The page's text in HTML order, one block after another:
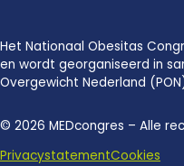
Het Nationaal Obesitas
en wordt georganiseerd in
Overgewicht Nederland
© 2026 MEDcongres – Alle
PrivacystatementCookies